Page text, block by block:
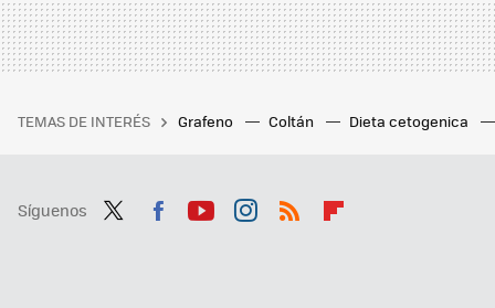
TEMAS DE INTERÉS Grafeno Coltán Dieta cetogenica
Síguenos